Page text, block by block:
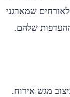
שמארגני
שלהם.
מגש אירוח.